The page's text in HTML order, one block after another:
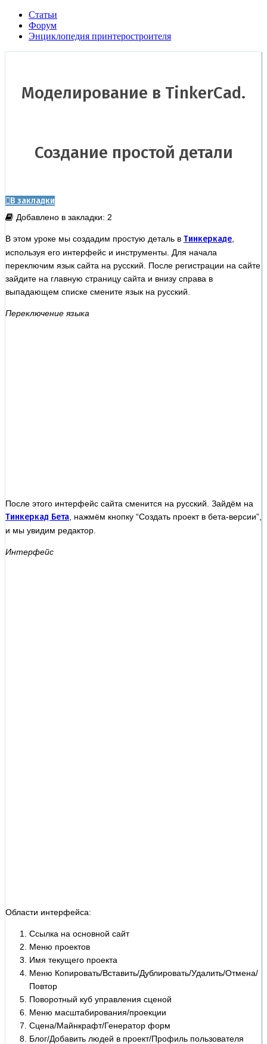
Статьи
Форум
Энциклопедия принтеростроителя
Моделирование в TinkerCad.
Создание простой детали
В закладки
Добавлено в закладки: 2
В этом уроке мы создадим простую деталь в Тинкеркаде
используя его интерфейс и инструменты. Для начала
переключим язык сайта на русский. После регистрации на сайте
зайдите на главную страницу сайта и внизу справа в
выпадающем списке смените язык на русский.
Переключение языка
После этого интерфейс сайта сменится на русский. Зайдём на
Тинкеркад Бета , нажмём кнопку “Создать проект в бета-версии”,
и мы увидим редактор.
Интерфейс
Области интерфейса:
Ссылка на основной сайт
Меню проектов
Имя текущего проекта
Меню Копировать/Вставить/Дублировать/Удалить/Отмена/
Повтор
Поворотный куб управления сценой
Меню масштабирования/проекции
Сцена/Майнкрафт/Генератор форм
Блог/Добавить людей в проект/Профиль пользователя